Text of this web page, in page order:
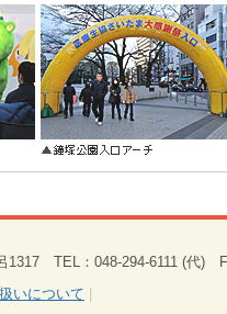
1317 TEL：048-294-6111 (代)
いについて